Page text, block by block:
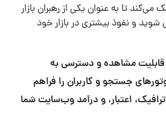
تا به عنوان یکی از رهبران بازار
و نفوذ بیشتری در بازار خود
قابلیت مشاهده و دسترسی به
جستجو و کاربران را فراهم
اعتبار، و درآمد وب‌سایت شما